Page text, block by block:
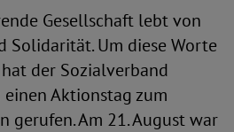
Gesellschaft lebt von
Solidarität. Um diese Worte
der Sozialverband
Aktionstag zum
gerufen. Am 21. August war